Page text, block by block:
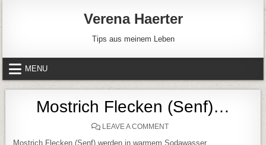
Verena Haerter
Tips aus meinem Leben
MENU
Mostrich Flecken (Senf)…
LEAVE A COMMENTON MOSTRICH FLECKEN
Mostrich Flecken (Senf) werden in warmem Sodawasser